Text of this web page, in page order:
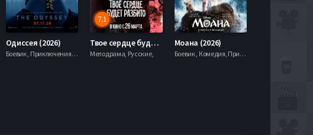
Одиссея (2026)
Боевик , Приключения, Фэнтези,
7.1
Твое сердце будет разбито (2026)
Мелодрама, Русские,
Моана (2026)
Боевик , Комедия, Приключения, Семейный, Фэнтези,